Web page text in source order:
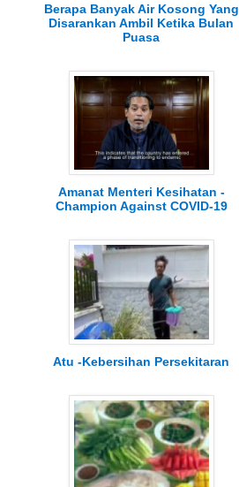
Berapa Banyak Air Kosong Yang
Disarankan Ambil Ketika Bulan
Puasa
Amanat Menteri Kesihatan -
Champion Against COVID-19
Atu -Kebersihan Persekitaran